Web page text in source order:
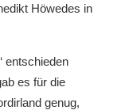
Höwedes in
entschieden
es für die
genug,